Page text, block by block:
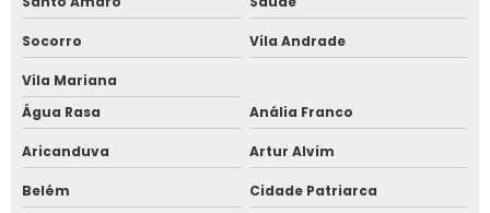
Janela maxim ar 80x80
Janela oscilo batente preço
Janela com persiana entre vidros
Janela sobrepor acústica
Socorro Vila Andrade
Vila Mariana
Água Rasa
Anália Franco
Aricanduva Artur Alvim
Belém Cidade Patriarca